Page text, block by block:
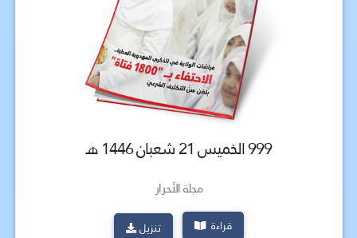
999 الخميس 21 شعبان 1446 هـ
مجلة الأحرار
قراءة تنزيل